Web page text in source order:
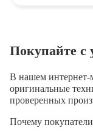
Покупайте с
В нашем интернет-
оригинальные
проверенных
Почему